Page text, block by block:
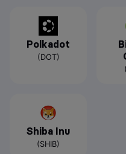
Polkadot
(DOT)
Shiba Inu
(SHIB)